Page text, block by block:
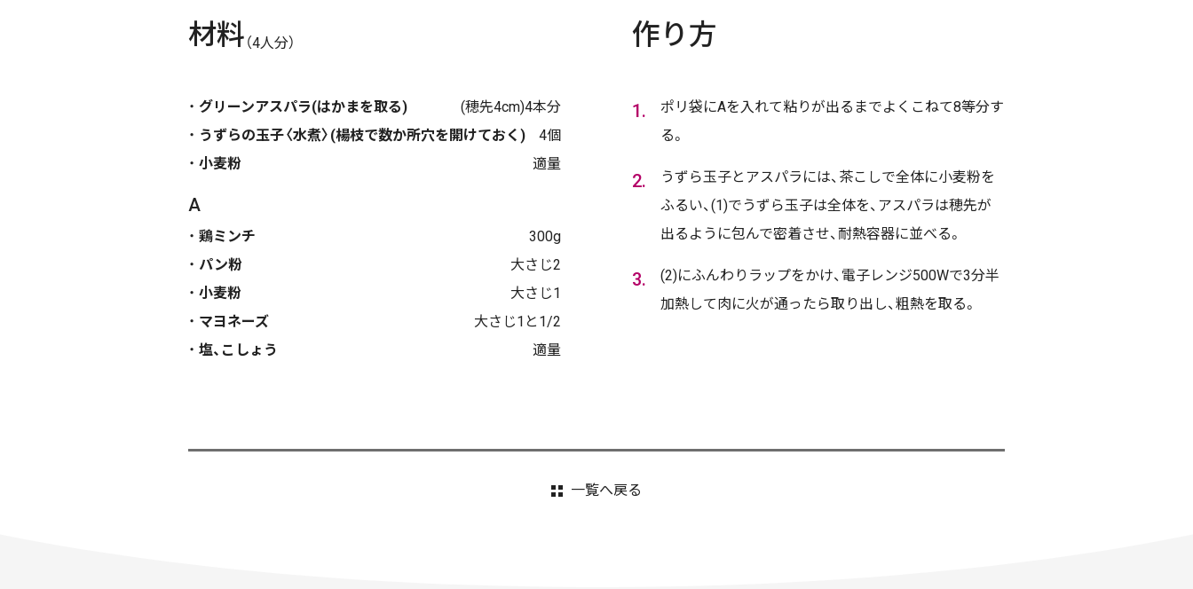
材料 （4人分）
グリーンアスパラ(はかまを取る)
(穂先4cm)4本分
うずらの玉子〈水煮〉(楊枝で数か所穴を開けておく)
4個
小麦粉
適量
A
鶏ミンチ
300g
パン粉
大さじ2
小麦粉
大さじ1
マヨネーズ
大さじ1と1/2
塩、こしょう
適量
作り方
ポリ袋にAを入れて粘りが出るまでよくこねて8等分す
る。
うずら玉子とアスパラには、茶こしで全体に小麦粉を
ふるい、(1)でうずら玉子は全体を、アスパラは穂先が
出るように包んで密着させ、耐熱容器に並べる。
(2)にふんわりラップをかけ、電子レンジ500Wで3分半
加熱して肉に火が通ったら取り出し、粗熱を取る。
一覧へ戻る